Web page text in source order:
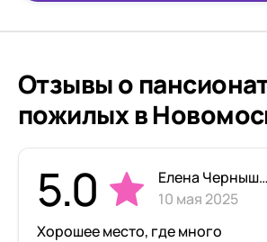
Отзывы о
пожилых в
5.0
Елена Чернышова
10 мая 2025
Хорошее место, где много